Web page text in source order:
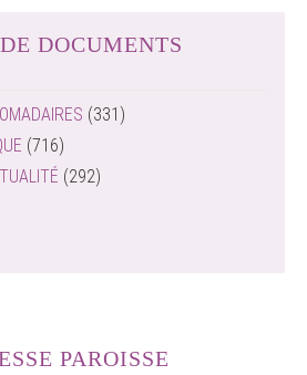
DOCUMENTS
(331)
(716)
(292)
PAROISSE